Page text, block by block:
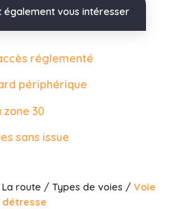
également vous intéresser
réglementé
périphérique
zone 30
sans issue
La route / Types de voies / Voie
détresse